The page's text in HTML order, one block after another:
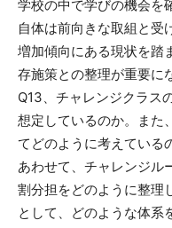
学校の中で学びの機会を
自体は前向きな取組と受
増加傾向にある現状を踏
存施策との整理が重要に
Q13、チャレンジクラス
想定しているのか。また
てどのように考えている
あわせて、チャレンジル
割分担をどのように整理
として、どのような体系